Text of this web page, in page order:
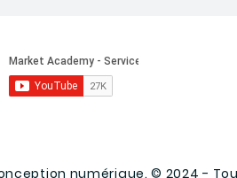
numérique. © 2024 -